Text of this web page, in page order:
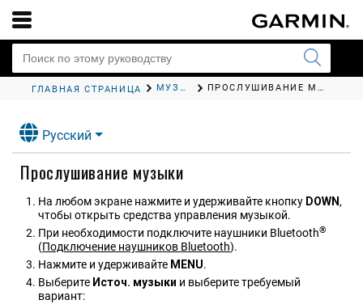
ГЛАВНАЯ СТРАНИЦА МУЗЫКА ПРОСЛУШИВАНИЕ МУЗЫКИ
Русский
Прослушивание музыки
На любом экране нажмите и удерживайте кнопку DOWN,
чтобы открыть средства управления музыкой.
При необходимости подключите наушники Bluetooth®
(Подключение наушников Bluetooth).
Нажмите и удерживайте MENU.
Выберите Источ. музыки и выберите требуемый
вариант: